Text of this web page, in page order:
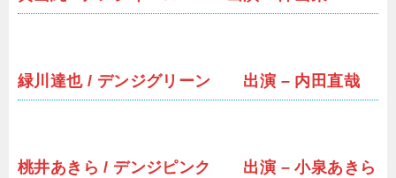
緑川達也 / デンジグリーン 出演 – 内田直哉
桃井あきら / デンジピンク 出演 – 小泉あきら